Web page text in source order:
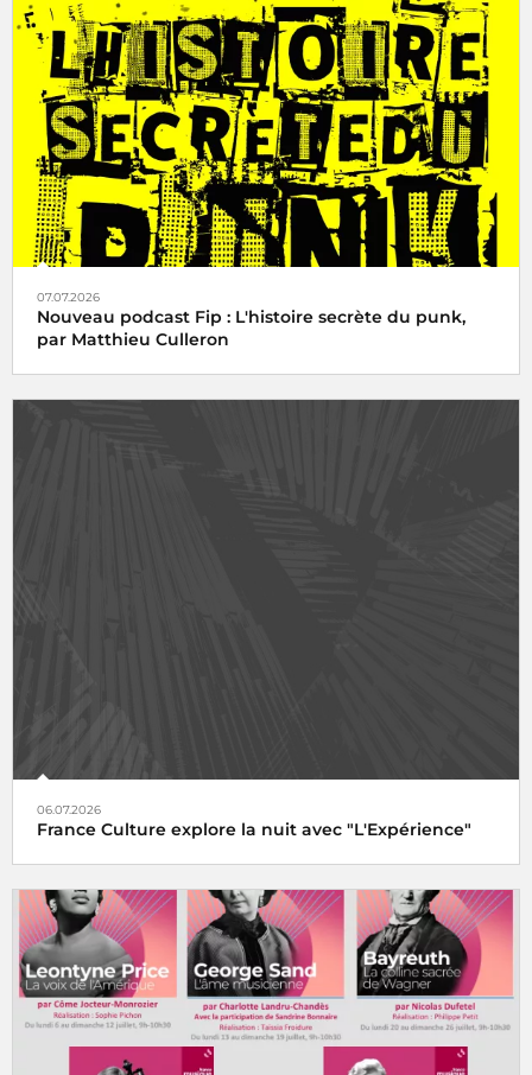
07.07.2026
Nouveau podcast Fip : L'histoire secrète du punk,
par Matthieu Culleron
06.07.2026
France Culture explore la nuit avec "L'Expérience"